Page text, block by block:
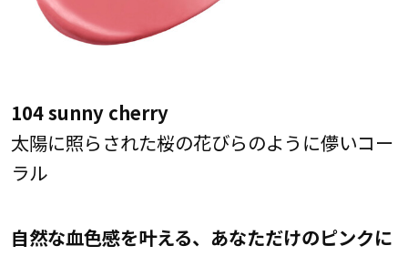
104 sunny cherry
太陽に照らされた桜の花びらのように儚いコー
ラル
自然な血色感を叶える、あなただけのピンクに